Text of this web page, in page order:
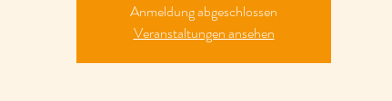
Anmeldung abgeschlossen
Veranstaltungen ansehen